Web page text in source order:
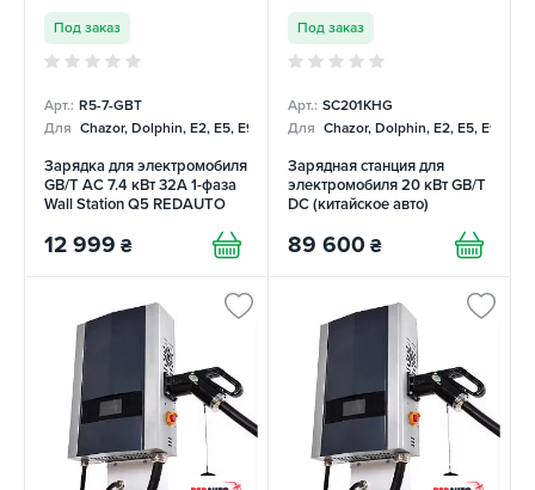
Под заказ
Арт.: R5-7-GBT
Для Chazor, Dolphin, E2, E5, E9, Mercedes
Зарядка для электромобиля
GB/T AC 7.4 кВт 32А 1-фаза
Wall Station Q5 REDAUTO
12 999 ₴
Под заказ
Арт.: SC201KHG
Для Chazor, Dolphin, E2, E5, E9,
Зарядная станция для
электромобиля 20 кВт GB/T
DC (китайское авто)
89 600 ₴